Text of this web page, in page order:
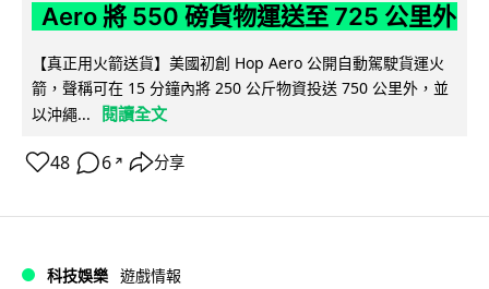
Aero 將 550 磅貨物運送至 725 公里外
【真正用火箭送貨】美國初創 Hop Aero 公開自動駕駛貨運火
箭，聲稱可在 15 分鐘內將 250 公斤物資投送 750 公里外，並
以沖繩...
閱讀全文
48 6 ↗ 分享
科技娛樂 遊戲情報